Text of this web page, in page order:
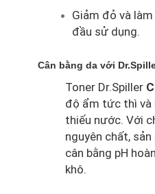
Giảm đỏ và
đầu sử dụng.
Cân bằng da với
Toner Dr.Spiller
độ ẩm tức thì và
thiếu nước. Với
nguyên chất,
cân bằng pH
khô.